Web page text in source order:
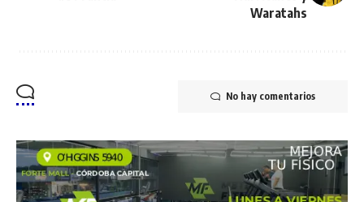
Waratahs
No hay comentarios